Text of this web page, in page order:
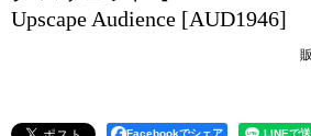
Upscape Audience [AUD1946]
Facebookでシェア